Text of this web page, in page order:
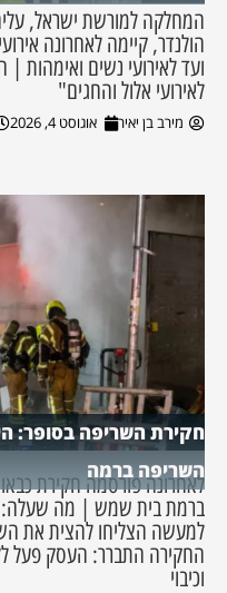
המחלקה למורשת ישראל,
הולנדר, קיימה לאחרונה
ועד לאירועי נשים ואימהות
לאירועי אלול והחגים"
מירב בן יאיר אוגוסט 4, 2026
חקירת השריפה בסופר:
השריפה ברמה
לאחרונה פורסמה חקירת
ברמת בית שמש | מה שעלה:
למעשה הצליחו להצית את
החקירה התברר: העסק פעל
וכיבוי